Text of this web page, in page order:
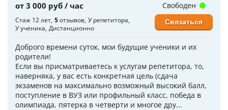
от 3 000 руб / час
Стаж 12 лет 5отзывов У репетитора
У ученика Дистанционно
Доброго времени суток, мои будущие ученики и их
родители!
Если вы присматриваетесь к услугам репетитора, то,
наверняка, у вас есть конкретная цель (сдача
экзаменов на максимально возможный высокий балл,
поступление в ВУЗ или профильный класс, победа в
олимпиада, пятерка в четверти и многое дру...
Свободен
Связаться